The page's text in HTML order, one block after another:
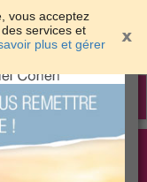
vous acceptez
services et
plus et gérer
et être bien
×